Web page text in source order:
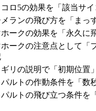
ロ5の効果を「該当サ
ランの飛び方を「まっ
ホークの効果を「永久に
ホークの注意点として「
ギリの説明で「初期位置
パルトの作動条件を「数
パルトの飛び立つ条件を